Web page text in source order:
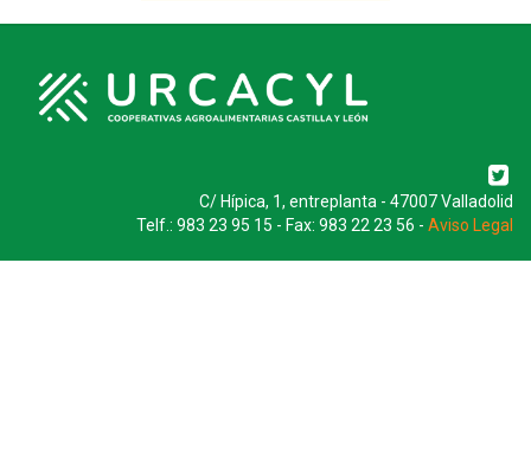
C/ Hípica, 1, entreplanta - 47007 Valladolid
Telf.: 983 23 95 15 - Fax: 983 22 23 56 - Aviso Legal